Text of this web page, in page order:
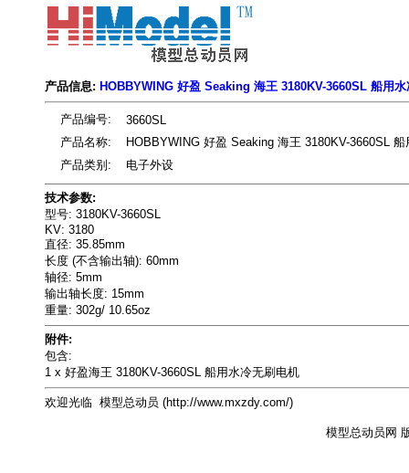
产品信息: HOBBYWING 好盈 Seaking 海王 3180KV-3660SL 船用
产品编号:
3660SL
产品名称:
HOBBYWING 好盈 Seaking 海王 3180KV-3660SL
产品类别:
电子外设
技术参数:
型号: 3180KV-3660SL
KV: 3180
直径: 35.85mm
长度 (不含输出轴): 60mm
轴径: 5mm
输出轴长度: 15mm
重量: 302g/ 10.65oz
附件:
包含:
1 x 好盈海王 3180KV-3660SL 船用水冷无刷电机
欢迎光临 模型总动员 (http://www.mxzdy.com/)
模型总动员网